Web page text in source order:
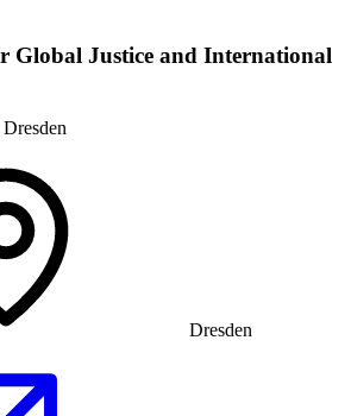
Global Justice and International
Dresden